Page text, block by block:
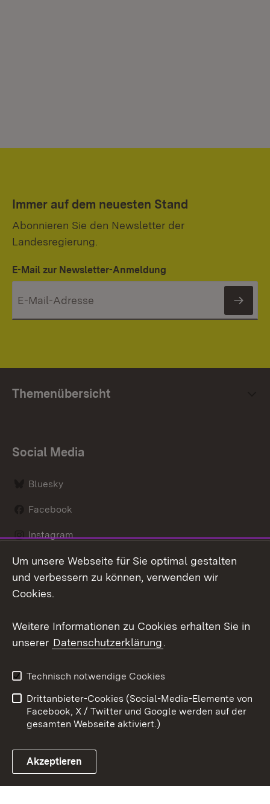
Immer auf dem neuesten Stand
Abonnieren Sie den Newsletter der
Landesregierung.
E-Mail zur Newsletter-Anmeldung
Themenübersicht
Social Media
Bluesky
Facebook
Instagram
LinkedIn
Link zum Landesportal
Datenschutz
Barrierefreiheit
Impressum
Cookies
Um unsere Webseite für Sie optimal gestalten
und verbessern zu können, verwenden wir
Cookies.
Weitere Informationen zu Cookies erhalten Sie in
unserer Datenschutzerklärung.
Technisch notwendige Cookies
Drittanbieter-Cookies (Social-Media-Elemente von
Facebook, X / Twitter und Google werden auf der
gesamten Webseite aktiviert.)
Akzeptieren